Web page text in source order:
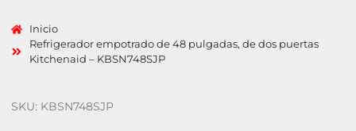
Inicio
Refrigerador empotrado de 48 pulgadas, de dos puertas
Kitchenaid – KBSN748SJP
SKU: KBSN748SJP